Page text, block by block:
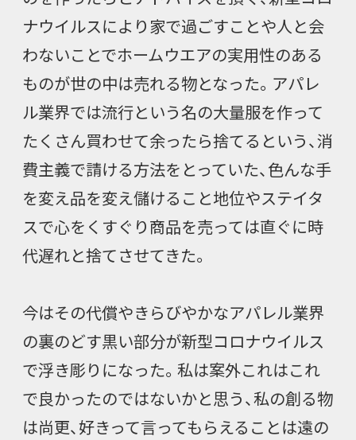
ナウイルスにより家で過ごすことや人と会
わないことでホームウエアの実用性のある
ものが世の中は売れる物となった。アパレ
ル業界では流行という名の大量服を作って
たくさん買わせて余ったら捨てるという、消
費主義で請ける方法をとっていた、色んな手
を変え品を変え儲けること地位やステイタ
スで心をくすぐり商品を売っては直ぐに時
代遅れと捨てさせてきた。
今はその代償やきらびやかなアパレル業界
の裏のどす黒い部分が新型コロナウイルス
で浮き彫りになった。私は案外これはこれ
で良かったのではないかと思う、私の創る物
は尚更、好きって言ってもらえることは遠の